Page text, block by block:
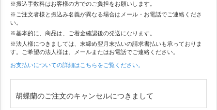
※振込手数料はお客様の方でのご負担をお願いします。
※ご注文者様と振込み名義が異なる場合はメール・お電話でご連絡くださ
い。
※基本的に、商品は、ご着金確認後の発送になります。
※法人様につきましては、末締め翌月末払いの請求書払いも承っておりま
す。ご希望の法人様は、メールまたはお電話でご連絡ください。
お支払いについての詳細はこちらをご覧ください。
胡蝶蘭のご注文のキャンセルにつきまして